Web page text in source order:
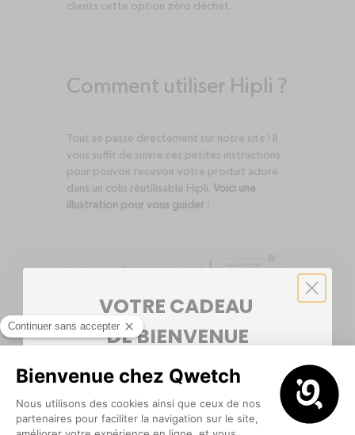
clients cette option zéro déchet.
Comment utiliser Hipli ?
Tout se passe directement sur notre site ! Il
vous suffit de suivre ces petites instructions
pour pouvoir recevoir votre produit adoré
dans un colis réutilisable Hipli. Voici une
illustration pour vous guider :
Après réception de votre colis, pliez le colis
VOTRE CADEAU
DE BIENVENUE
pour votre première commande💙